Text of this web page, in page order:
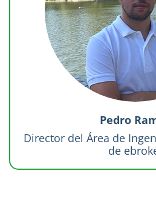
Pedro
Director del Área de
de